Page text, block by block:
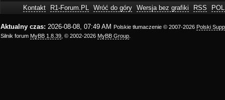
Kontakt R1-Forum.PL Wróć do góry Wersja bez grafiki RSS
Aktualny czas: 2026-08-08, 07:49 AM Polskie tłumaczenie © 2007-2026 Polski
Silnik forum MyBB 1.8.39 , © 2002-2026 MyBB Group